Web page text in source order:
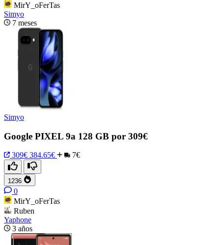
MirY_oFerTas
Simyo
7 meses
Simyo
Google PIXEL 9a 128 GB por 309€
309€ 384.65€ 7€
1236
0
MirY_oFerTas
Ruben
Yaphone
3 años